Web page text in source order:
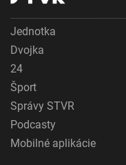
Jednotka
Dvojka
24
Šport
Správy STVR
Podcasty
Mobilné aplikácie